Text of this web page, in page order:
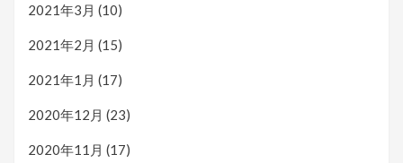
2021年3月 (10)
2021年2月 (15)
2021年1月 (17)
2020年12月 (23)
2020年11月 (17)